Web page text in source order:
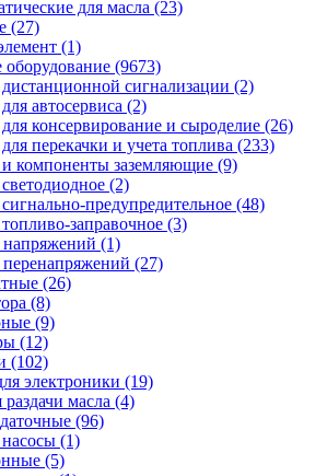
для масла (23)
(27)
(1)
оборудование (9673)
сигнализации (2)
автосервиса (2)
консервирование и сыроделие (26)
перекачки и учета топлива (233)
компоненты заземляющие (9)
(2)
предупредительное (48)
заправочное (3)
(1)
(27)
(26)
(8)
(9)
(12)
(102)
электроники (19)
масла (4)
(96)
(1)
(5)